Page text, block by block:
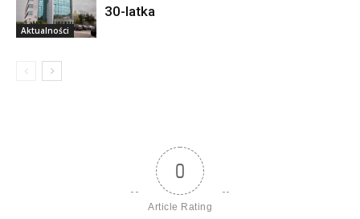
Aktualności
30-latka
0
Article Rating